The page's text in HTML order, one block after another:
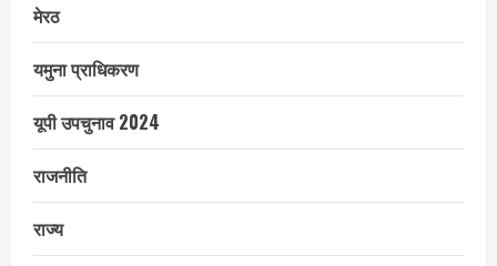
मेरठ
यमुना प्राधिकरण
यूपी उपचुनाव 2024
राजनीति
राज्य